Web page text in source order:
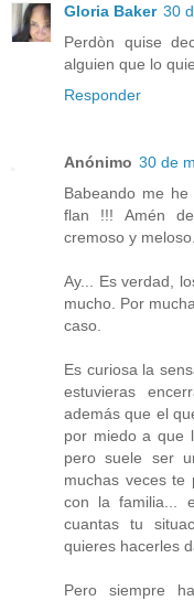
Gloria Baker 30
Perdòn quise
alguien que lo
Responder
Anónimo 30 de
Babeando me he
flan !!! Amén
cremoso y
Ay... Es verdad,
mucho. Por
caso.
Es curiosa la
estuvieras
además que el
por miedo a que
pero suele ser
muchas veces te
con la familia...
cuantas tu
quieres hacerles
Pero siempre